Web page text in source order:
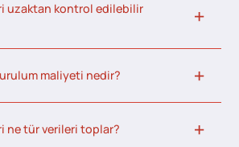
uzaktan kontrol edilebilir
maliyeti nedir?
ne tür verileri toplar?